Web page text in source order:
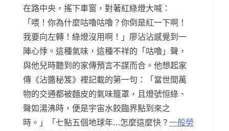
在路中央，搖下車窗，對著紅綠燈大喊：
「喂！你為什麼咕嚕咕嚕？你倒是紅一下啊！
我要向左轉！綠燈沒用啊！」廖沾沾感覺到一
陣心悸。這種氣味，這種不祥的「咕嚕」聲，
與他兒時聽到的家傳預言不謀而合。他想起家
傳《沾醬秘笈》裡記載的第一句：「當世間萬
物的交通都被麵皮的氣味籠罩，且燈號恒綠、
聲如湯沸時，便是宇宙水餃臨界點到來之
時。」「七點五個地球年…怎麼這麼快？ 一般勞